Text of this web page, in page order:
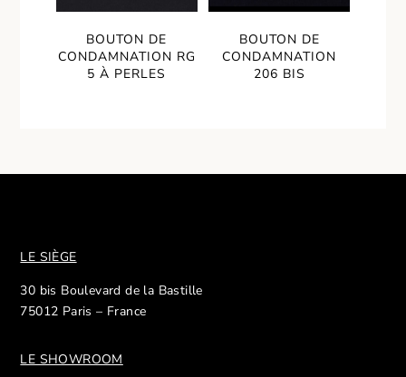
BOUTON DE
CONDAMNATION RG
5 À PERLES
BOUTON DE
CONDAMNATION
206 BIS
LE SIÈGE
30 bis Boulevard de la Bastille
75012 Paris – France
LE SHOWROOM